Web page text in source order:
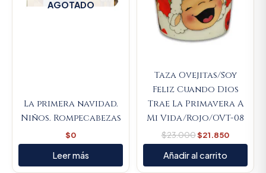
AGOTADO
La primera navidad.
Niños. Rompecabezas
$0
Leer más
Taza Ovejitas/Soy
Feliz Cuando Dios
Trae La Primavera A
Mi Vida/Rojo/OVT-08
$23.000$21.850
Añadir al carrito